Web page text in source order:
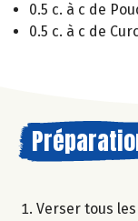
0.5 c. à c de
0.5 c. à c de
Verser tous